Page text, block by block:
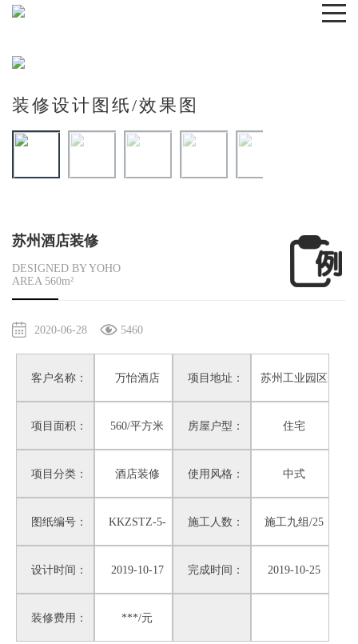
装修设计图纸/效果图
苏州酒店装修
DESIGNED BY YOHO
AREA 560m²
2020-06-28 5460
客户名称： 万怡酒店 项目地址： 苏州工业园区
项目面积： 560/平方米 房屋户型： 住宅
项目分类： 酒店装修 使用风格： 中式
图纸编号： KKZSTZ-5-
60
施工人数： 施工九组/25
人
设计时间： 2019-10-17 完成时间： 2019-10-25
装修费用： ***/元